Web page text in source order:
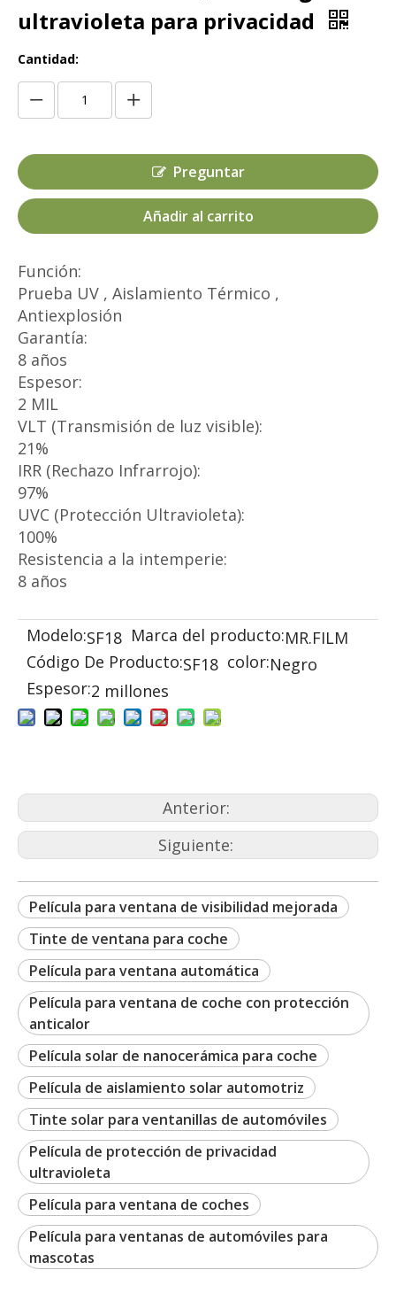
ultravioleta para privacidad
Cantidad:
Preguntar
Añadir al carrito
Función:
Prueba UV , Aislamiento Térmico ,
Antiexplosión
Garantía:
8 años
Espesor:
2 MIL
VLT (Transmisión de luz visible):
21%
IRR (Rechazo Infrarrojo):
97%
UVC (Protección Ultravioleta):
100%
Resistencia a la intemperie:
8 años
Modelo:SF18 Marca del producto:MR.FILM
Código De Producto:SF18 color:Negro
Espesor:2 millones
Anterior:
Siguiente:
Película para ventana de visibilidad mejorada
Tinte de ventana para coche
Película para ventana automática
Película para ventana de coche con protección
anticalor
Película solar de nanocerámica para coche
Película de aislamiento solar automotriz
Tinte solar para ventanillas de automóviles
Película de protección de privacidad
ultravioleta
Película para ventana de coches
Película para ventanas de automóviles para
mascotas